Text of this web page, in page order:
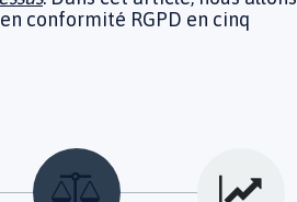
conformité RGPD en cinq